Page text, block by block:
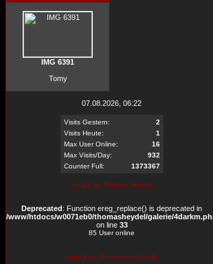
IMG 6391
Tomy
07.08.2026, 06:22
Visits Gestern:
2
Visits Heute:
1
Max User Online:
16
Max Visits/Day:
932
Counter Full:
1373367
zurück zu Thomas Heydel
Deprecated: Function ereg_replace() is deprecated in
/www/htdocs/w0071eb0/thomasheydel/galerie/
on line 33
85 User online
zurück zu Thomas-Heydel.de